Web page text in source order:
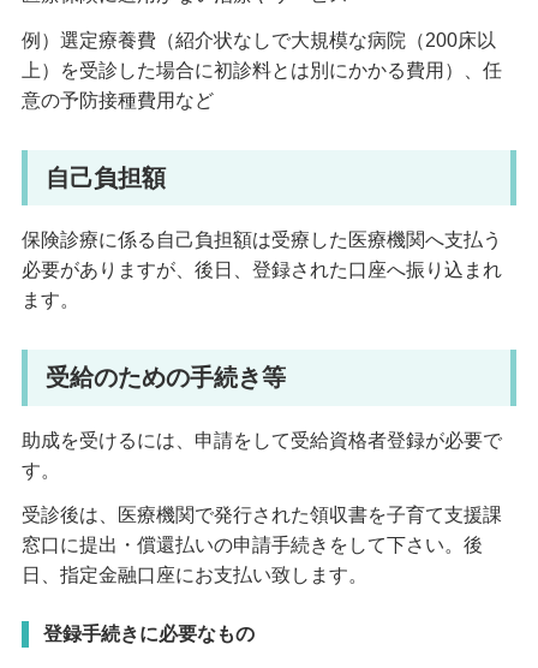
例）選定療養費（紹介状なしで大規模な病院（200床以
上）を受診した場合に初診料とは別にかかる費用）、任
意の予防接種費用など
自己負担額
保険診療に係る自己負担額は受療した医療機関へ支払う
必要がありますが、後日、登録された口座へ振り込まれ
ます。
受給のための手続き等
助成を受けるには、申請をして受給資格者登録が必要で
す。
受診後は、医療機関で発行された領収書を子育て支援課
窓口に提出・償還払いの申請手続きをして下さい。後
日、指定金融口座にお支払い致します。
登録手続きに必要なもの